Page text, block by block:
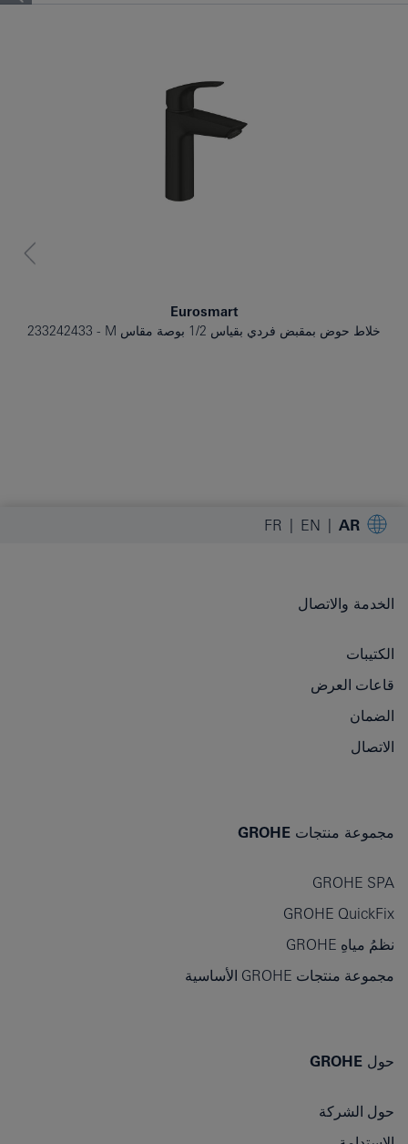
Eurosmart
خلاط حوض بمقبض فردي بقياس 1/2 بوصة مقاس M
233242433
AR
EN
FR
الخدمة والاتصال
الكتيبات
قاعات العرض
الضمان
الاتصال
مجموعة منتجات GROHE
GROHE SPA
GROHE QuickFix
نظمُ مياهِ GROHE
مجموعة منتجات GROHE الأساسية
حول GROHE
حول الشركة